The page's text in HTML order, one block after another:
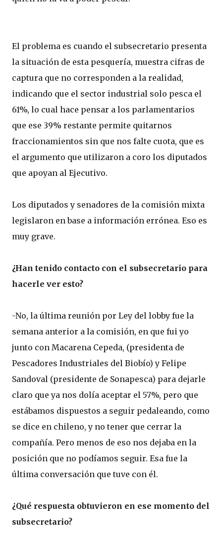
El problema es cuando el subsecretario presenta
la situación de esta pesquería, muestra cifras de
captura que no corresponden a la realidad,
indicando que el sector industrial solo pesca el
61%, lo cual hace pensar a los parlamentarios
que ese 39% restante permite quitarnos
fraccionamientos sin que nos falte cuota, que es
el argumento que utilizaron a coro los diputados
que apoyan al Ejecutivo.
Los diputados y senadores de la comisión mixta
legislaron en base a información errónea. Eso es
muy grave.
¿Han tenido contacto con el subsecretario para
hacerle ver esto?
-No, la última reunión por Ley del lobby fue la
semana anterior a la comisión, en que fui yo
junto con Macarena Cepeda, (presidenta de
Pescadores Industriales del Biobío) y Felipe
Sandoval (presidente de Sonapesca) para dejarle
claro que ya nos dolía aceptar el 57%, pero que
estábamos dispuestos a seguir pedaleando, como
se dice en chileno, y no tener que cerrar la
compañía. Pero menos de eso nos dejaba en la
posición que no podíamos seguir. Esa fue la
última conversación que tuve con él.
¿Qué respuesta obtuvieron en ese momento del
subsecretario?